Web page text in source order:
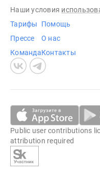
Наши условия
Тарифы
Прессе
Команда
Помощь
О нас
Контакты
Public user contributions
attribution required